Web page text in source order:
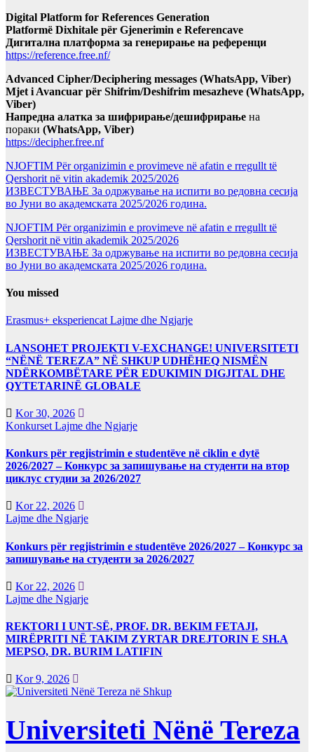
Digital Platform for References Generation
Platformë Dixhitale për Gjenerimin e Referencave
Дигитална платформа за генерирање на референци
https://reference.free.nf/
Advanced Cipher/Deciphering messages (WhatsApp, Viber)
Mjet i Avancuar për Shifrim/Deshifrim mesazheve (WhatsApp,
Viber)
Напредна алатка за шифрирање/дешифрирање на
пораки (WhatsApp, Viber)
https://decipher.free.nf
NJOFTIM Për organizimin e provimeve në afatin e rregullt të
Qershorit në vitin akademik 2025/2026
ИЗВЕСТУВАЊЕ За одржување на испити во редовна сесија
во Јуни во академската 2025/2026 година.
NJOFTIM Për organizimin e provimeve në afatin e rregullt të
Qershorit në vitin akademik 2025/2026
ИЗВЕСТУВАЊЕ За одржување на испити во редовна сесија
во Јуни во академската 2025/2026 година.
You missed
Erasmus+ eksperiencat Lajme dhe Ngjarje
LANSOHET PROJEKTI V-EXCHANGE! UNIVERSITETI
“NËNË TEREZA” NË SHKUP UDHËHEQ NISMËN
NDËRKOMBËTARE PËR EDUKIMIN DIGJITAL DHE
QYTETARINË GLOBALE
Kor 30, 2026
Konkurset Lajme dhe Ngjarje
Konkurs për regjistrimin e studentëve në ciklin e dytë
2026/2027 – Конкурс за запишување на студенти на втор
циклус студии за 2026/2027
Kor 22, 2026
Lajme dhe Ngjarje
Konkurs për regjistrimin e studentëve 2026/2027 – Конкурс за
запишување на студенти за 2026/2027
Kor 22, 2026
Lajme dhe Ngjarje
REKTORI I UNT-SË, PROF. DR. BEKIM FETAJI,
MIRËPRITI NË TAKIM ZYRTAR DREJTORIN E SH.A
MEPSO, DR. BURIM LATIFIN
Kor 9, 2026
Universiteti Nënë Tereza